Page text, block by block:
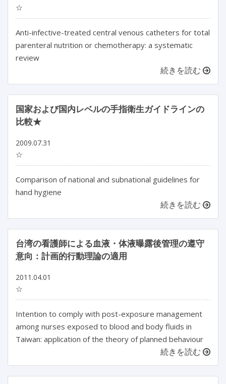
☆
Anti-infective-treated central venous catheters for total
parenteral nutrition or chemotherapy: a systematic
review
続きを読む
国家および国内レベルの手指衛生ガイドラインの
比較★
2009.07.31
☆
Comparison of national and subnational guidelines for
hand hygiene
続きを読む
台湾の看護師による血液・体液曝露後管理の遵守
意向：計画的行動理論の適用
2011.04.01
☆
Intention to comply with post-exposure management
among nurses exposed to blood and body fluids in
Taiwan: application of the theory of planned behaviour
続きを読む